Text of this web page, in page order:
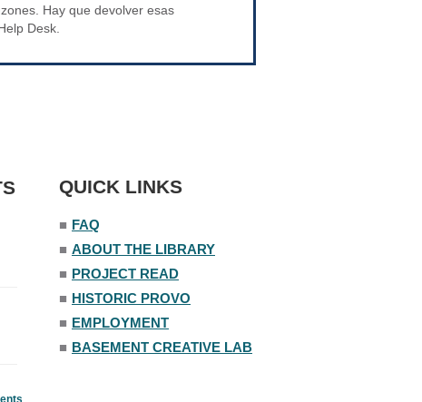
Hay que devolver esas
Desk.
QUICK LINKS
■ FAQ
■ ABOUT THE LIBRARY
■ PROJECT READ
■ HISTORIC PROVO
■ EMPLOYMENT
■ BASEMENT CREATIVE LAB